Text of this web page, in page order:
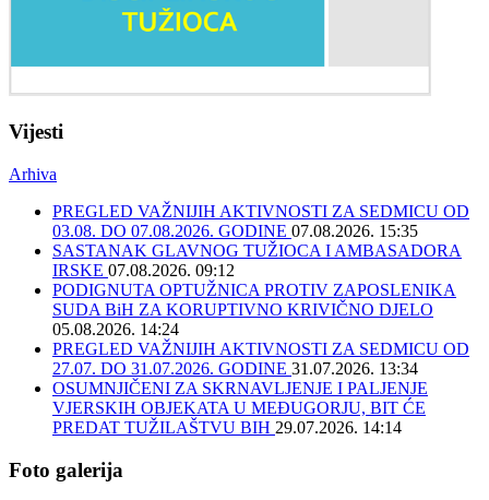
Vijesti
Arhiva
PREGLED VAŽNIJIH AKTIVNOSTI ZA SEDMICU OD
03.08. DO 07.08.2026. GODINE 07.08.2026. 15:35
SASTANAK GLAVNOG TUŽIOCA I AMBASADORA
IRSKE 07.08.2026. 09:12
PODIGNUTA OPTUŽNICA PROTIV ZAPOSLENIKA
SUDA BiH ZA KORUPTIVNO KRIVIČNO DJELO
05.08.2026. 14:24
PREGLED VAŽNIJIH AKTIVNOSTI ZA SEDMICU OD
27.07. DO 31.07.2026. GODINE 31.07.2026. 13:34
OSUMNJIČENI ZA SKRNAVLJENJE I PALJENJE
VJERSKIH OBJEKATA U MEĐUGORJU, BIT ĆE
PREDAT TUŽILAŠTVU BIH 29.07.2026. 14:14
Foto galerija